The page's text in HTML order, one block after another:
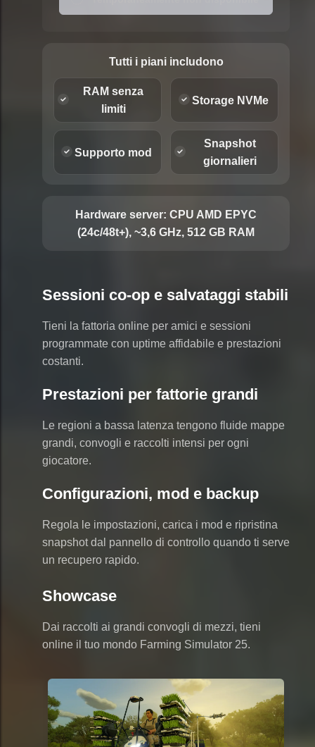
Tutti i piani includono
RAM senza
limiti
Storage NVMe
Supporto mod
Snapshot
giornalieri
Hardware server: CPU AMD EPYC
(24c/48t+), ~3,6 GHz, 512 GB RAM
Sessioni co-op e salvataggi stabili
Tieni la fattoria online per amici e sessioni
programmate con uptime affidabile e prestazioni
costanti.
Prestazioni per fattorie grandi
Le regioni a bassa latenza tengono fluide mappe
grandi, convogli e raccolti intensi per ogni
giocatore.
Configurazioni, mod e backup
Regola le impostazioni, carica i mod e ripristina
snapshot dal pannello di controllo quando ti serve
un recupero rapido.
Showcase
Dai raccolti ai grandi convogli di mezzi, tieni
online il tuo mondo Farming Simulator 25.